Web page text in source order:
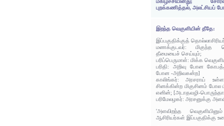
புறக்கணித்தல், அலட்சியப்
இறந்த வெகுளியின் தீதே:
இப்பகுதிக்குத்
மணக்குடவர்: மிகுந்த
தீமையைச் செய்யும்;
பரிப்பெருமாள்: மிக்க
பரிதி: அறிவு போன
போன -அறிவகன்ற]
காலிங்கர்: அரசராய்
சினக்கின்ற மிகுசினம் போல
எனின்; [அடாதவழி-
பரிமேலழகர்: அரசனுக்கு
'அளவிறந்த
ஆசிரியர்கள் இப்பகுதிக்கு